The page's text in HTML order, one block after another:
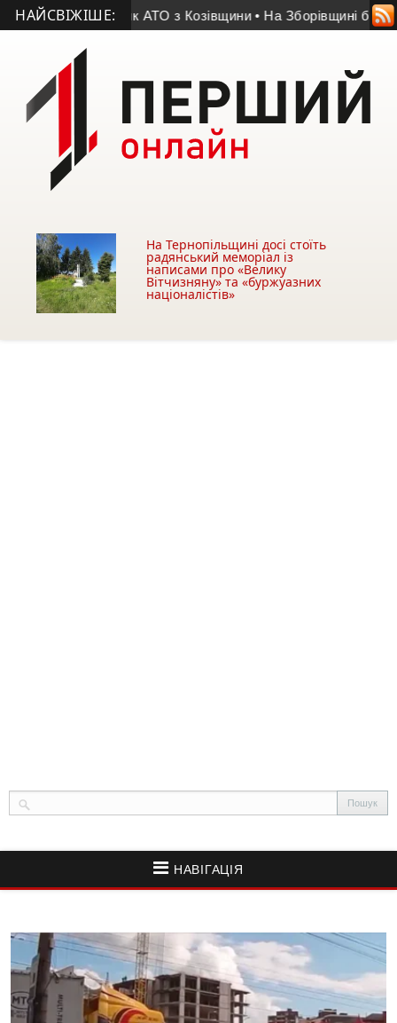
НАЙСВІЖІШЕ:
учасник АТО з Козівщини • На Зборівщині безвісти
На Тернопільщині досі стоїть
радянський меморіал із
написами про «Велику
Вітчизняну» та «буржуазних
націоналістів»
НАВІГАЦІЯ